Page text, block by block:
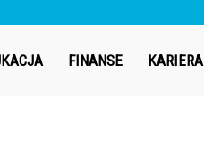
FINANSE KARIERA